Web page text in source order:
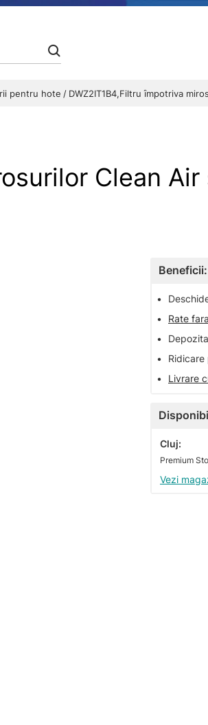
pentru hote DWZ2IT1B4,Filtru ȋmpotriva
Clean
Beneficii:
•
•
Rate
•
•
•
Livrare
Cluj:
Vezi